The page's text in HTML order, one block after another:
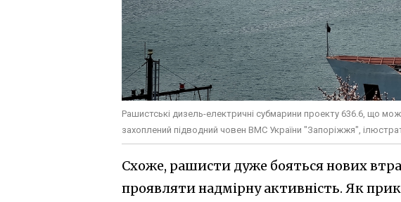
Рашистські дизель-електричні субмарини проекту 636.6, що
захоплений підводний човен ВМС України "Запоріжжя",
Схоже, рашисти дуже бояться нових
проявляти надмірну активність. Як